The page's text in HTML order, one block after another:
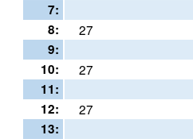
7:
8:
27
9:
10:
27
11:
12:
27
13: